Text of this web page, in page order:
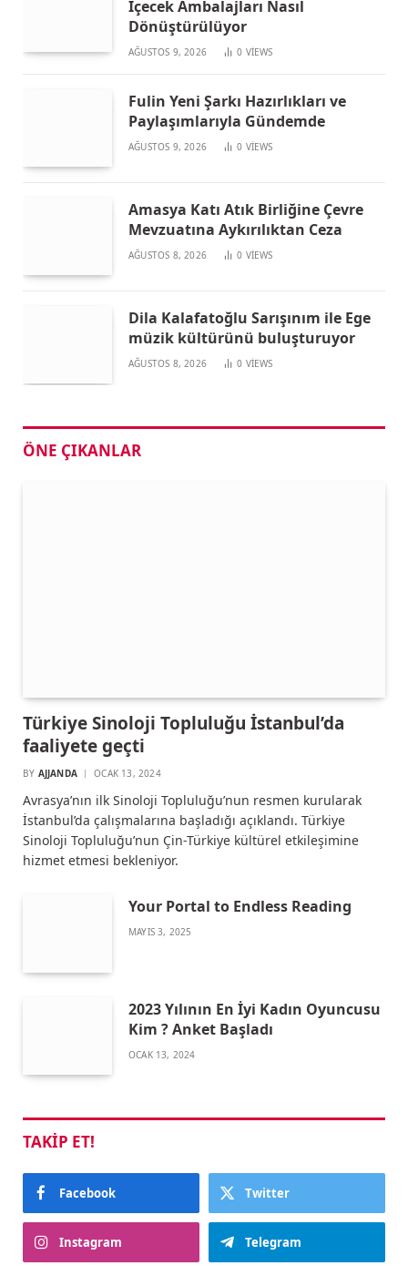
İçecek Ambalajları Nasıl
Dönüştürülüyor
AĞUSTOS 9, 2026 0 VIEWS
Fulin Yeni Şarkı Hazırlıkları ve
Paylaşımlarıyla Gündemde
AĞUSTOS 9, 2026 0 VIEWS
Amasya Katı Atık Birliğine Çevre
Mevzuatına Aykırılıktan Ceza
AĞUSTOS 8, 2026 0 VIEWS
Dila Kalafatoğlu Sarışınım ile Ege
müzik kültürünü buluşturuyor
AĞUSTOS 8, 2026 0 VIEWS
ÖNE ÇIKANLAR
Türkiye Sinoloji Topluluğu İstanbul’da
faaliyete geçti
BY AJJANDA OCAK 13, 2024
Avrasya’nın ilk Sinoloji Topluluğu’nun resmen kurularak
İstanbul’da çalışmalarına başladığı açıklandı. Türkiye
Sinoloji Topluluğu’nun Çin-Türkiye kültürel etkileşimine
hizmet etmesi bekleniyor.
Your Portal to Endless Reading
MAYIS 3, 2025
2023 Yılının En İyi Kadın Oyuncusu
Kim ? Anket Başladı
OCAK 13, 2024
TAKIP ET!
Facebook Twitter
Instagram Telegram